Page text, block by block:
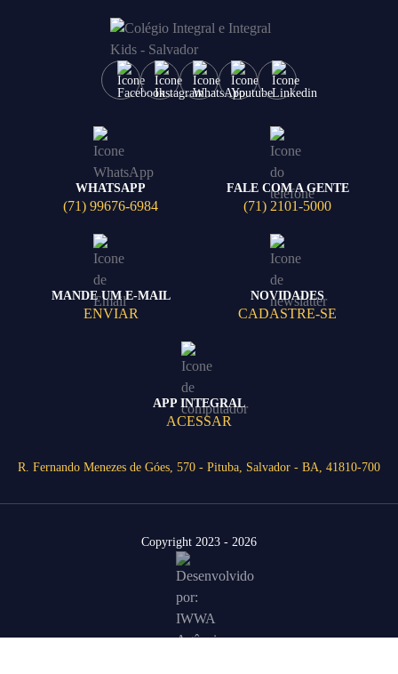
WHATSAPP
(71) 99676-6984
FALE COM A GENTE
(71) 2101-5000
MANDE UM E-MAIL
ENVIAR
NOVIDADES
CADASTRE-SE
APP INTEGRAL
ACESSAR
R. Fernando Menezes de Góes, 570 - Pituba, Salvador - BA, 41810-700
Copyright 2023 - 2026